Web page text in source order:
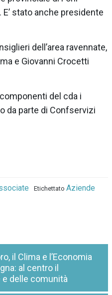
stato anche presidente
dell’area ravennate,
e Giovanni Crocetti
del cda i
da parte di Confservizi
Etichettato Aziende
il Clima e l’Economia
al centro il
delle comunità